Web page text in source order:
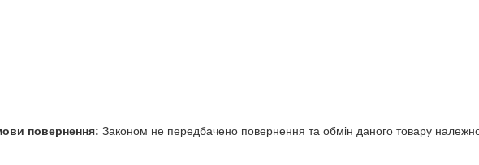
Законом не передбачено повернення та обмін даного товару